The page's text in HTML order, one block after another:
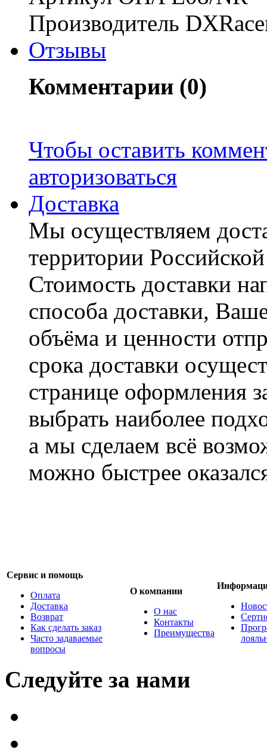
Производитель
Отзывы
Комментарии (0)
Чтобы оставить
авторизоваться
Доставка
Мы осуществляем
территории
Стоимость доставки
способа доставки,
объёма и ценности
срока доставки
странице оформления
выбрать наиболее
а мы сделаем всё
можно быстрее
Сервис и помощь
Оплата
Доставка
Возврат
Как сделать заказ
Часто задаваемые
вопросы
О компании
О нас
Контакты
Преимущества
Следуйте за нами